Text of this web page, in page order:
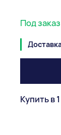
Под заказ
Купить в